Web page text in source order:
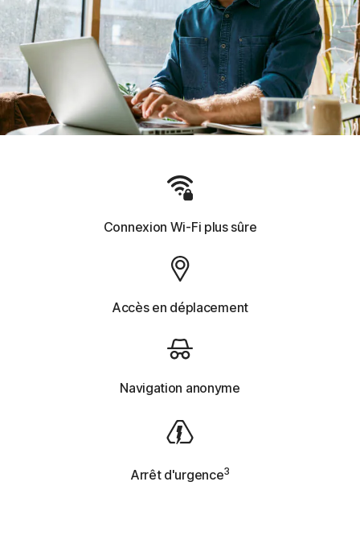
Connexion Wi-Fi plus sûre
Accès en déplacement
Navigation anonyme
Arrêt d'urgence3